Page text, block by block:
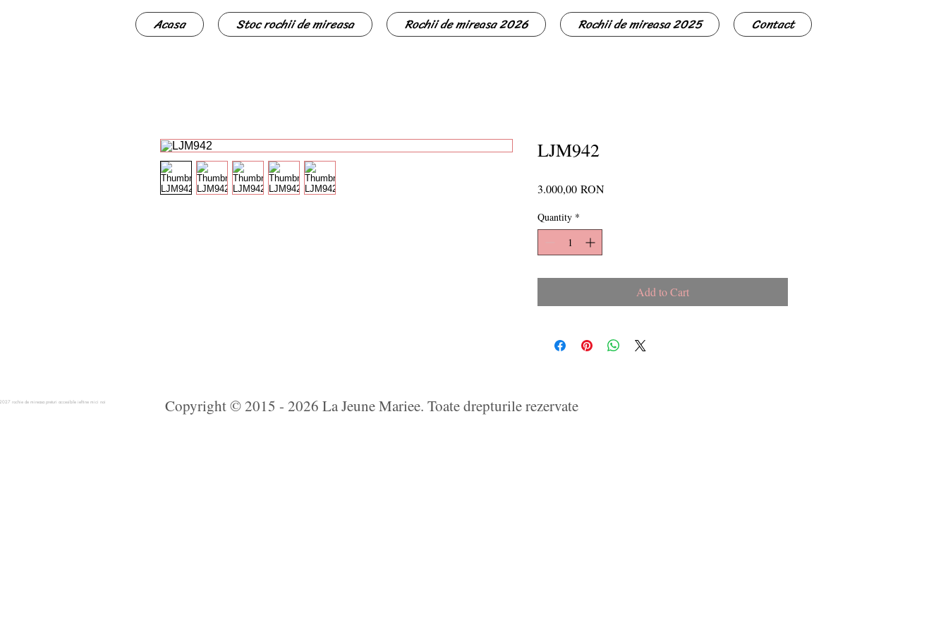
Acasa Stoc rochii de mireasa Rochii de mireasa 2026 Rochii de mireasa 2025 Contact
LJM942
3.000,00 RONPrice
Quantity *
Add to Cart
rochie de mireasa preturi accesibile ieftine mici noi Copyright © 2015 - 2026 La Jeune Mariee. Toate drepturile rezervate